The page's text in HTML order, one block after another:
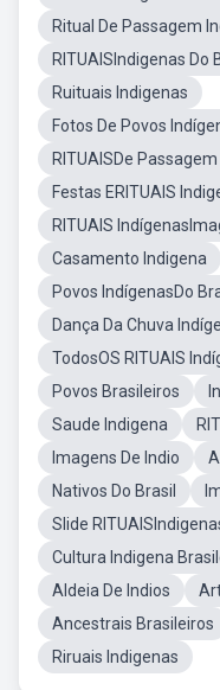
Ritual De Passagem
RITUAISIndigenas Do
Ruituais Indigenas
Fotos De Povos
RITUAISDe
Festas ERITUAIS
RITUAIS
Casamento Indigena
Povos IndígenasDo
Dança Da Chuva
TodosOS RITUAIS
Povos Brasileiros
Saude Indigena
Imagens De Indio
Nativos Do Brasil
Slide
Cultura Indigena
Aldeia De Indios
Ancestrais Brasileiros
Riruais Indigenas